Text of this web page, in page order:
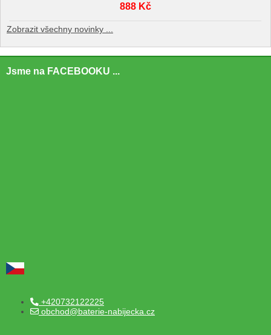
888 Kč
Zobrazit všechny novinky ...
Jsme na FACEBOOKU ...
+420732122225
obchod@baterie-nabijecka.cz